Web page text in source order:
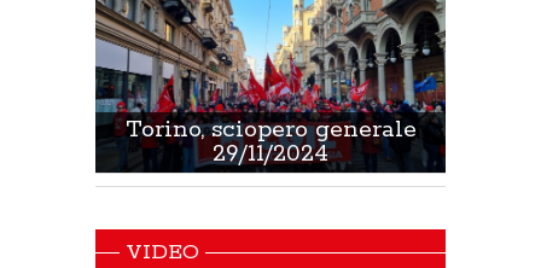
Torino, sciopero generale
29/11/2024
VIDEO